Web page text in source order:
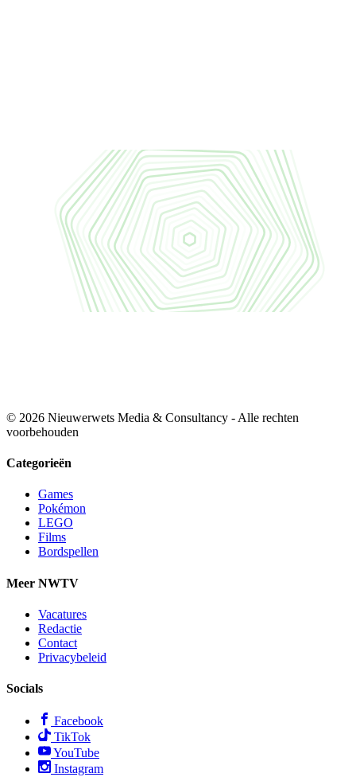
© 2026 Nieuwerwets Media & Consultancy - Alle rechten
voorbehouden
Categorieën
Games
Pokémon
LEGO
Films
Bordspellen
Meer NWTV
Vacatures
Redactie
Contact
Privacybeleid
Socials
Facebook
TikTok
YouTube
Instagram